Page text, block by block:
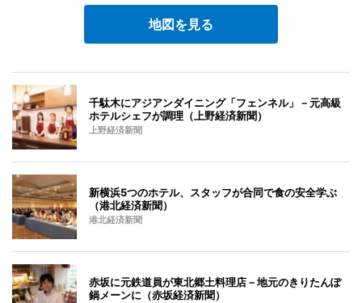
地図を見る
千駄木にアジアンダイニング「フェンネル」－元高級
ホテルシェフが調理（上野経済新聞）
上野経済新聞
新横浜5つのホテル、スタッフが合同で食の安全学ぶ
（港北経済新聞）
港北経済新聞
赤坂に元鉄道員が東北郷土料理店－地元のきりたんぽ
鍋メーンに（赤坂経済新聞）